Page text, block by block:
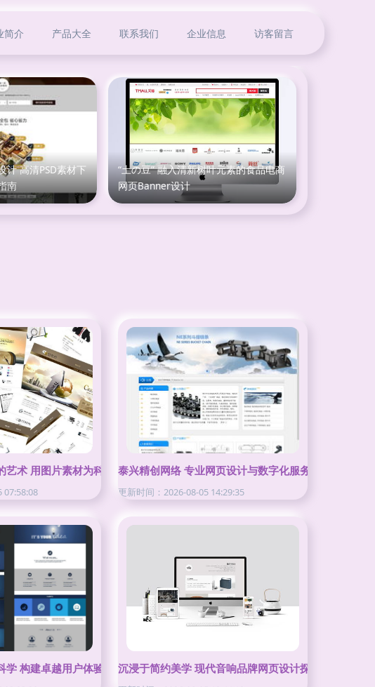
简介 产品大全 联系我们 企业信息 访客留言
计 高清PSD素材下
南
“土の豆” 融入清新树叶元素的食品电商
网页Banner设计
艺术 用图片素材为科技赋能
07:58:08
泰兴精创网络 专业网页设计与数字化服务引领者
更新时间：2026-08-05 14:29:35
学 构建卓越用户体验的全面指南沉浸于简约美学 现代音响品牌网页设计探析